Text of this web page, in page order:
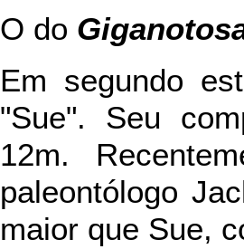
O do
Em segundo
"Sue". Seu
12m.
paleontólogo
maior que Sue,